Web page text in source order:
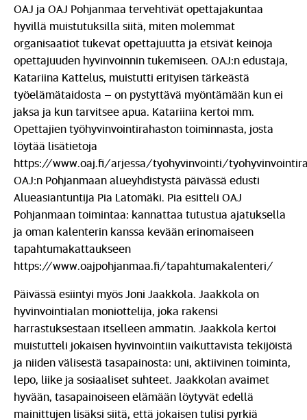
OAJ ja OAJ Pohjanmaa tervehtivät opettajakuntaa
hyvillä muistutuksilla siitä, miten molemmat
organisaatiot tukevat opettajuutta ja etsivät keinoja
opettajuuden hyvinvoinnin tukemiseen. OAJ:n edustaja,
Katariina Kattelus, muistutti erityisen tärkeästä
työelämätaidosta – on pystyttävä myöntämään kun ei
jaksa ja kun tarvitsee apua. Katariina kertoi mm.
Opettajien työhyvinvointirahaston toiminnasta, josta
löytää lisätietoja
https://www.oaj.fi/arjessa/tyohyvinvointi/
OAJ:n Pohjanmaan alueyhdistystä päivässä edusti
Alueasiantuntija Pia Latomäki. Pia esitteli OAJ
Pohjanmaan toimintaa: kannattaa tutustua ajatuksella
ja oman kalenterin kanssa kevään erinomaiseen
tapahtumakattaukseen
https://www.oajpohjanmaa.fi/tapahtumakalenteri/
Päivässä esiintyi myös Joni Jaakkola. Jaakkola on
hyvinvointialan moniottelija, joka rakensi
harrastuksestaan itselleen ammatin. Jaakkola kertoi
muistutteli jokaisen hyvinvointiin vaikuttavista tekijöistä
ja niiden välisestä tasapainosta: uni, aktiivinen toiminta,
lepo, liike ja sosiaaliset suhteet. Jaakkolan avaimet
hyvään, tasapainoiseen elämään löytyvät edellä
mainittujen lisäksi siitä, että jokaisen tulisi pyrkiä